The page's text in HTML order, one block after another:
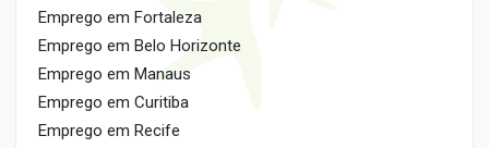
Emprego em Fortaleza
Emprego em Belo Horizonte
Emprego em Manaus
Emprego em Curitiba
Emprego em Recife